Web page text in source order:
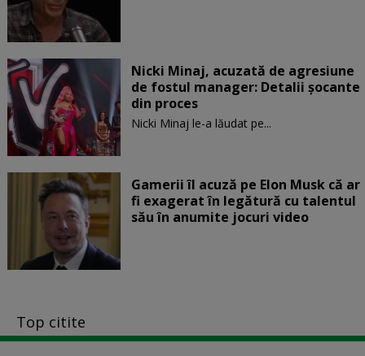
Nicki Minaj, acuzată de agresiune
de fostul manager: Detalii șocante
din proces
Nicki Minaj le-a lăudat pe...
Gamerii îl acuză pe Elon Musk că ar
fi exagerat în legătură cu talentul
său în anumite jocuri video
Top citite